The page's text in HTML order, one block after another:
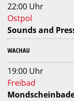
22:00 Uhr
Ostpol
Sounds and
WACHAU
19:00 Uhr
Freibad